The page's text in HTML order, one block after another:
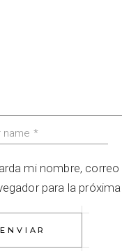
mi nombre,
para la
ENVIAR